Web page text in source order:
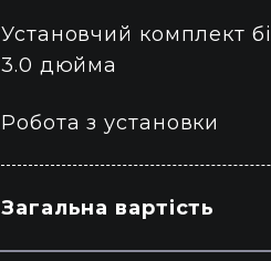
Установчий комплект
3.0 дюйма
Робота з установки
Загальна вартість